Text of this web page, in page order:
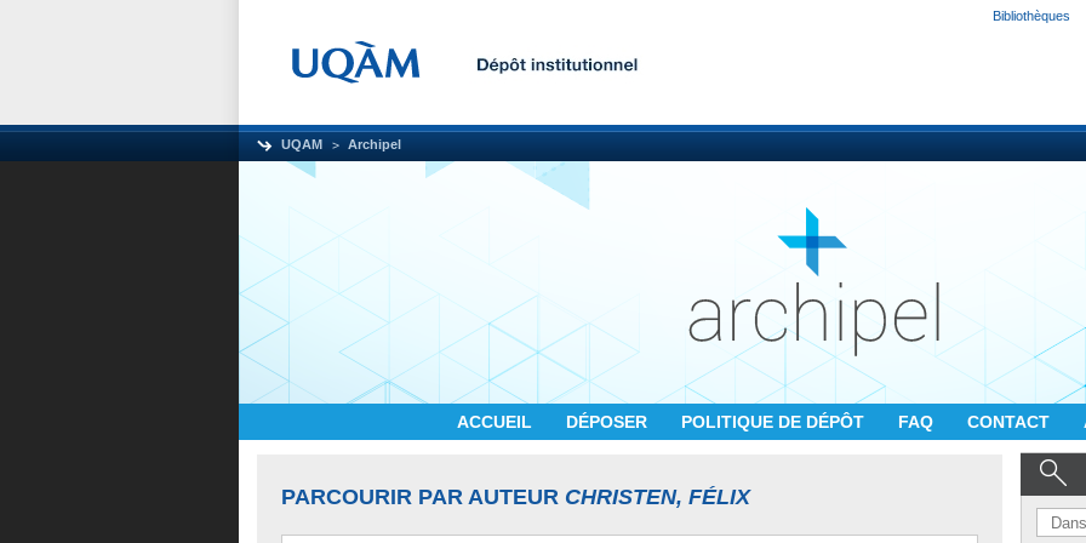
Bibliothèques
UQAM Archipel
ACCUEIL DÉPOSER POLITIQUE DE DÉPÔT FAQ CONTACT
PARCOURIR PAR AUTEUR CHRISTEN, FÉLIX